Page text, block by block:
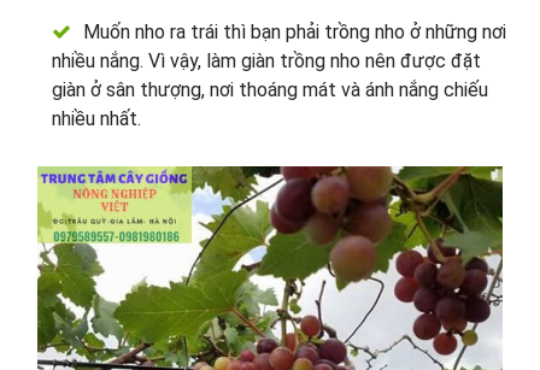
Muốn nho ra trái thì bạn phải trồng nho ở những nơi
nhiều nắng. Vì vậy, làm giàn trồng nho nên được đặt
giàn ở sân thượng, nơi thoáng mát và ánh nắng chiếu
nhiều nhất.